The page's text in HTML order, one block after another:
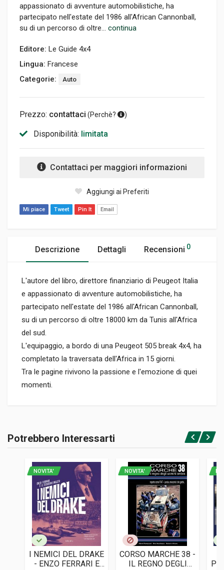
appassionato di avventure automobilistiche, ha
partecipato nell'estate del 1986 all'African Cannonball,
su di un percorso di oltre... continua
Editore: Le Guide 4x4
Lingua: Francese
Categorie:
Auto
Prezzo: contattaci (Perchè? )
Disponibilità: limitata
Contattaci per maggiori informazioni
Aggiungi ai Preferiti
Mi piace Tweet Pin It Email
Descrizione Dettagli Recensioni 0
L'autore del libro, direttore finanziario di Peugeot Italia
e appassionato di avventure automobilistiche, ha
partecipato nell'estate del 1986 all'African Cannonball,
su di un percorso di oltre 18000 km da Tunis all'Africa
del sud.
L'equipaggio, a bordo di una Peugeot 505 break 4x4, ha
completato la traversata dell'Africa in 15 giorni.
Tra le pagine rivivono la passione e l'emozione di quei
momenti.
Rilegato
Le Guide 4x4
LINGUA DEL TESTO
Francese
DATA DI STAMPA
06/1987
Accedi o registrati
Potrebbero Interessarti
NOVITA'
I NEMICI DEL DRAKE
- ENZO FERRARI E
NOVITA'
CORSO MARCHE 38 -
IL REGNO DEGLI